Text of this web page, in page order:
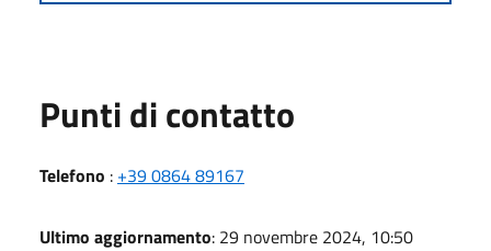
Punti di contatto
Telefono : +39 0864 89167
Ultimo aggiornamento: 29 novembre 2024, 10:50